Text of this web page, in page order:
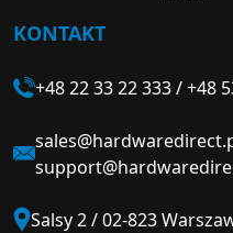
KONTAKT
+48 22 33 22 333/+48
Salsy 2 / 02-823